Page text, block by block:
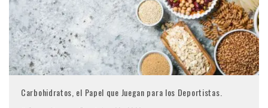
Carbohidratos, el Papel que Juegan para los Deportistas.